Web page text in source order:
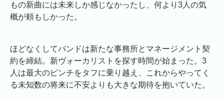
もの新曲には未来しか感じなかったし、何より3人の気
概が頼もしかった。
ほどなくしてバンドは新たな事務所とマネージメント契
約を締結。新ヴォーカリストを探す時間が始まった。3
人は最大のピンチをタフに乗り越え、これからやってく
る未知数の将来に不安よりも大きな期待を抱いていた。